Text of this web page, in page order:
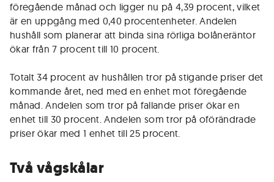
föregående månad och ligger nu på 4,39 procent, vilket
är en uppgång med 0,40 procentenheter. Andelen
hushåll som planerar att binda sina rörliga bolåneräntor
ökar från 7 procent till 10 procent.
Totalt 34 procent av hushållen tror på stigande priser det
kommande året, ned med en enhet mot föregående
månad. Andelen som tror på fallande priser ökar en
enhet till 30 procent. Andelen som tror på oförändrade
priser ökar med 1 enhet till 25 procent.
Två vågskålar